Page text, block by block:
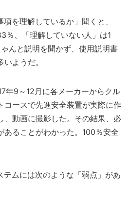
を理解しているか」聞くと、
％、「理解していない人」は1
んと説明を聞かず、使用説明書
ようだ。
年9～12月に各メーカーからクル
コースで先進安全装置が実際に作
、動画に撮影した。その結果、必
あることがわかった。100％安全
ムには次のような「弱点」があ